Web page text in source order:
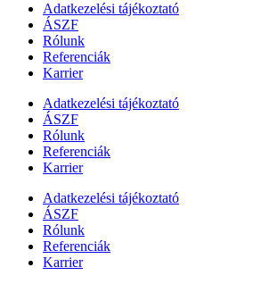
Adatkezelési tájékoztató
ÁSZF
Rólunk
Referenciák
Karrier
Adatkezelési tájékoztató
ÁSZF
Rólunk
Referenciák
Karrier
Adatkezelési tájékoztató
ÁSZF
Rólunk
Referenciák
Karrier